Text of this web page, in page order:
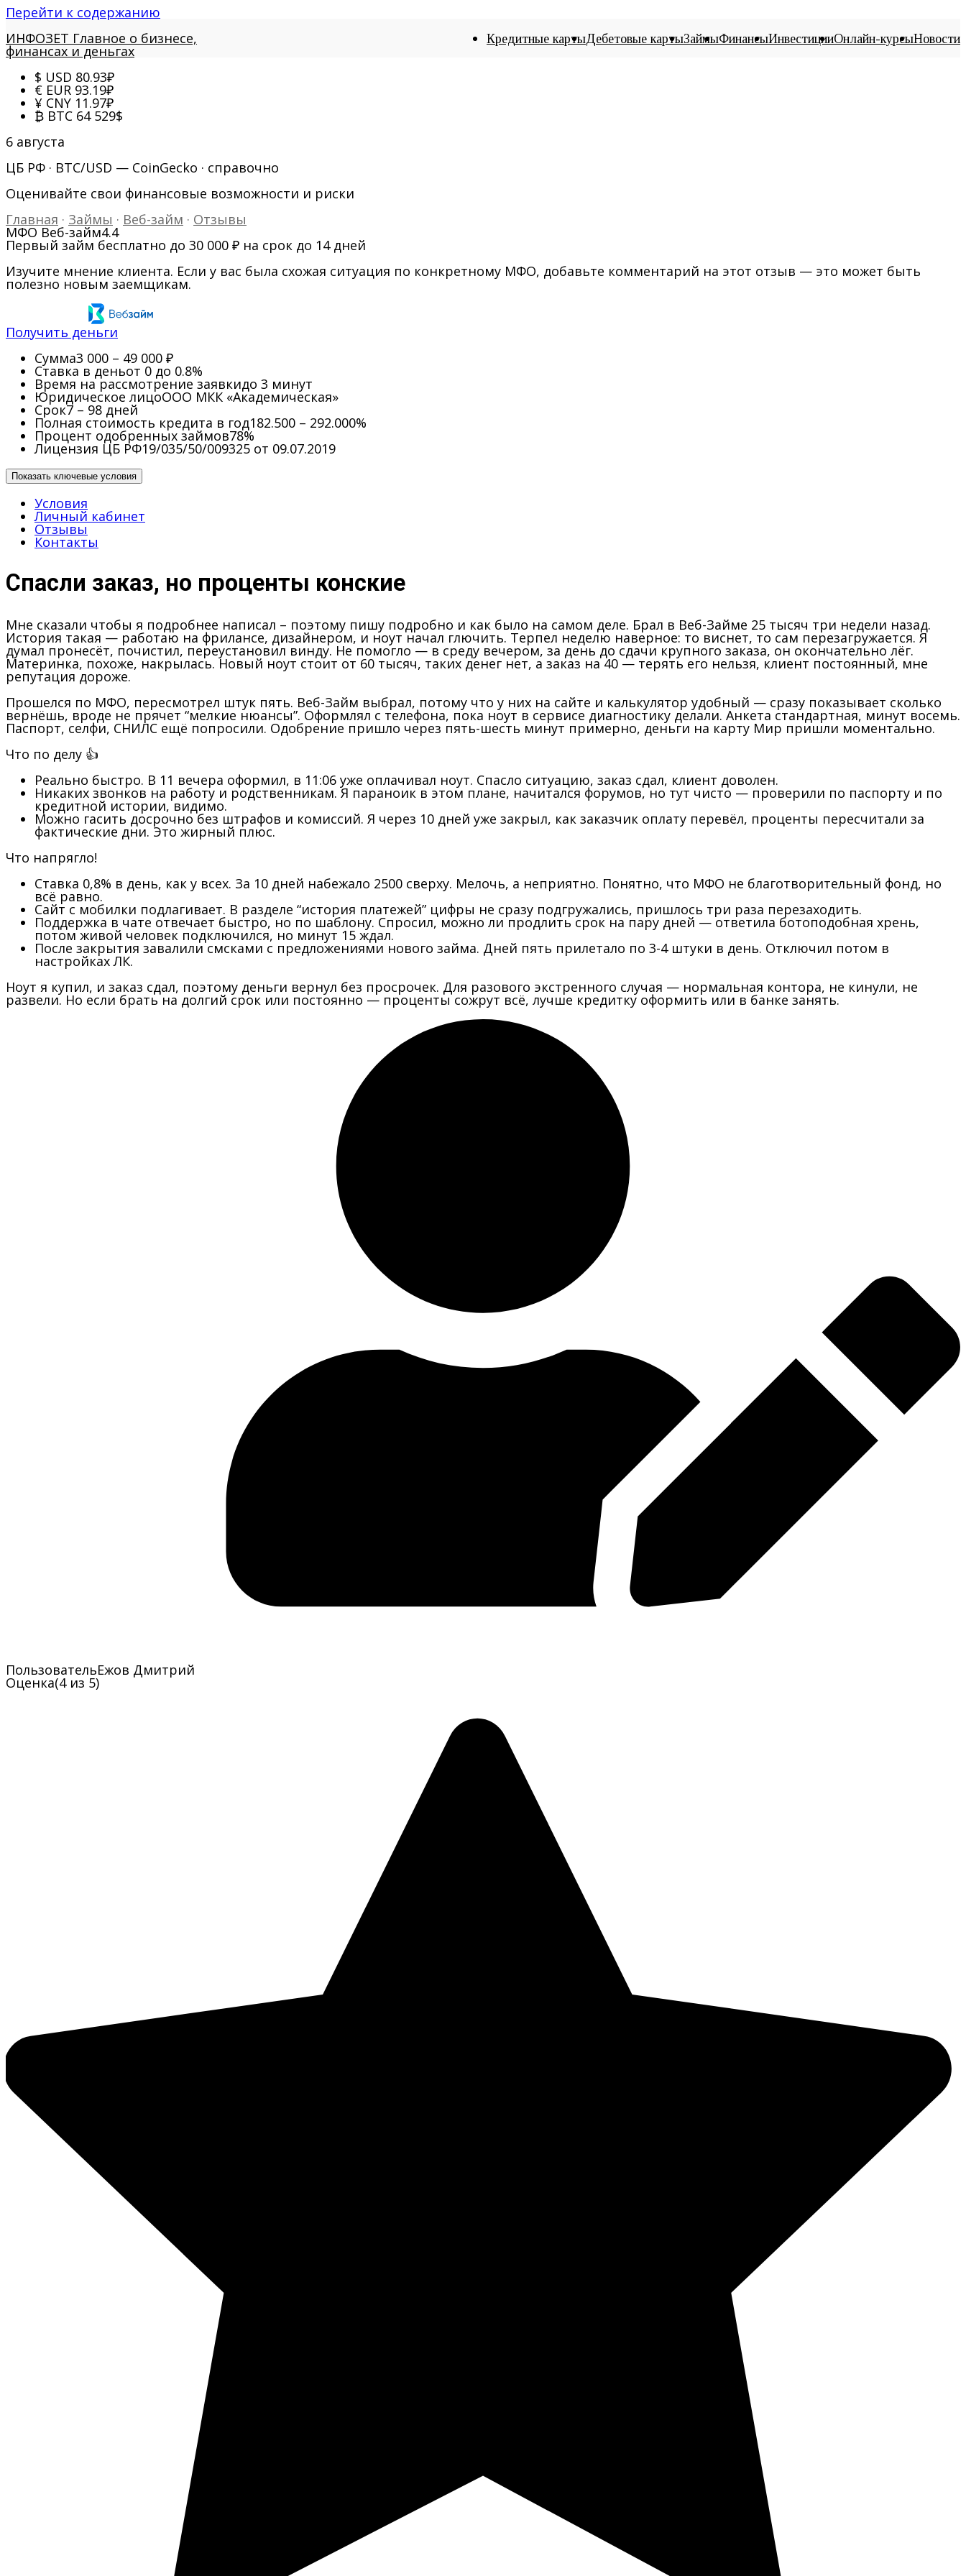
Перейти к содержанию
ИНФОЗЕТ Главное о бизнесе,
финансах и деньгах
Кредитные картыДебетовые картыЗаймыФинансыИнвестицииОнлайн-курсыНовости
$ USD 80.93₽
€ EUR 93.19₽
¥ CNY 11.97₽
₿ BTC 64 529$
6 августа
ЦБ РФ · BTC/USD — CoinGecko · справочно
Оценивайте свои финансовые возможности и риски
Главная · Займы · Веб-займ · Отзывы
МФО Веб-займ4.4
Первый займ бесплатно до 30 000 ₽ на срок до 14 дней
Изучите мнение клиента. Если у вас была схожая ситуация по конкретному МФО, добавьте комментарий на этот отзыв — это может быть
полезно новым заемщикам.
Получить деньги
Сумма3 000 – 49 000 ₽
Ставка в деньот 0 до 0.8%
Время на рассмотрение заявкидо 3 минут
Юридическое лицоООО МКК «Академическая»
Срок7 – 98 дней
Полная стоимость кредита в год182.500 – 292.000%
Процент одобренных займов78%
Лицензия ЦБ РФ19/035/50/009325 от 09.07.2019
Показать ключевые условия
Условия
Личный кабинет
Отзывы
Контакты
Спасли заказ, но проценты конские
Мне сказали чтобы я подробнее написал – поэтому пишу подробно и как было на самом деле. Брал в Веб-Займе 25 тысяч три недели назад.
История такая — работаю на фрилансе, дизайнером, и ноут начал глючить. Терпел неделю наверное: то виснет, то сам перезагружается. Я
думал пронесёт, почистил, переустановил винду. Не помогло — в среду вечером, за день до сдачи крупного заказа, он окончательно лёг.
Материнка, похоже, накрылась. Новый ноут стоит от 60 тысяч, таких денег нет, а заказ на 40 — терять его нельзя, клиент постоянный, мне
репутация дороже.
Прошелся по МФО, пересмотрел штук пять. Веб-Займ выбрал, потому что у них на сайте и калькулятор удобный — сразу показывает сколько
вернёшь, вроде не прячет “мелкие нюансы”. Оформлял с телефона, пока ноут в сервисе диагностику делали. Анкета стандартная, минут восемь.
Паспорт, селфи, СНИЛС ещё попросили. Одобрение пришло через пять-шесть минут примерно, деньги на карту Мир пришли моментально.
Что по делу 👍
Реально быстро. В 11 вечера оформил, в 11:06 уже оплачивал ноут. Спасло ситуацию, заказ сдал, клиент доволен.
Никаких звонков на работу и родственникам. Я параноик в этом плане, начитался форумов, но тут чисто — проверили по паспорту и по
кредитной истории, видимо.
Можно гасить досрочно без штрафов и комиссий. Я через 10 дней уже закрыл, как заказчик оплату перевёл, проценты пересчитали за
фактические дни. Это жирный плюс.
Что напрягло!
Ставка 0,8% в день, как у всех. За 10 дней набежало 2500 сверху. Мелочь, а неприятно. Понятно, что МФО не благотворительный фонд, но
всё равно.
Сайт с мобилки подлагивает. В разделе “история платежей” цифры не сразу подгружались, пришлось три раза перезаходить.
Поддержка в чате отвечает быстро, но по шаблону. Спросил, можно ли продлить срок на пару дней — ответила ботоподобная хрень,
потом живой человек подключился, но минут 15 ждал.
После закрытия завалили смсками с предложениями нового займа. Дней пять прилетало по 3-4 штуки в день. Отключил потом в
настройках ЛК.
Ноут я купил, и заказ сдал, поэтому деньги вернул без просрочек. Для разового экстренного случая — нормальная контора, не кинули, не
развели. Но если брать на долгий срок или постоянно — проценты сожрут всё, лучше кредитку оформить или в банке занять.
ПользовательЕжов Дмитрий
Оценка(4 из 5)